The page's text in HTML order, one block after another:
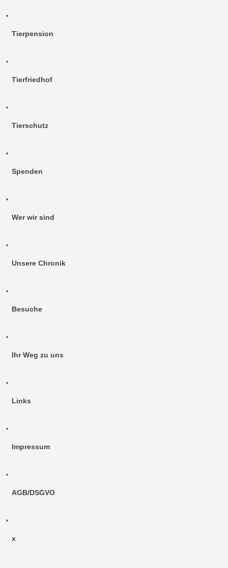
Tierpension
Tierfriedhof
Tierschutz
Spenden
Wer wir sind
Unsere Chronik
Besuche
Ihr Weg zu uns
Links
Impressum
AGB/DSGVO
x